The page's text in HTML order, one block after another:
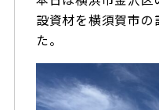
設資材を横須賀市
た。